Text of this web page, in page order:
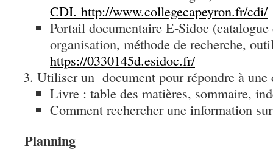
CDI. http://www.collegecapeyron.fr/cdi/
Portail documentaire E-Sidoc
organisation, méthode de recherche,
https://0330145d.esidoc.fr/
Utiliser un document pour répondre à une
Livre : table des matières, sommaire,
Comment rechercher une information
Planning